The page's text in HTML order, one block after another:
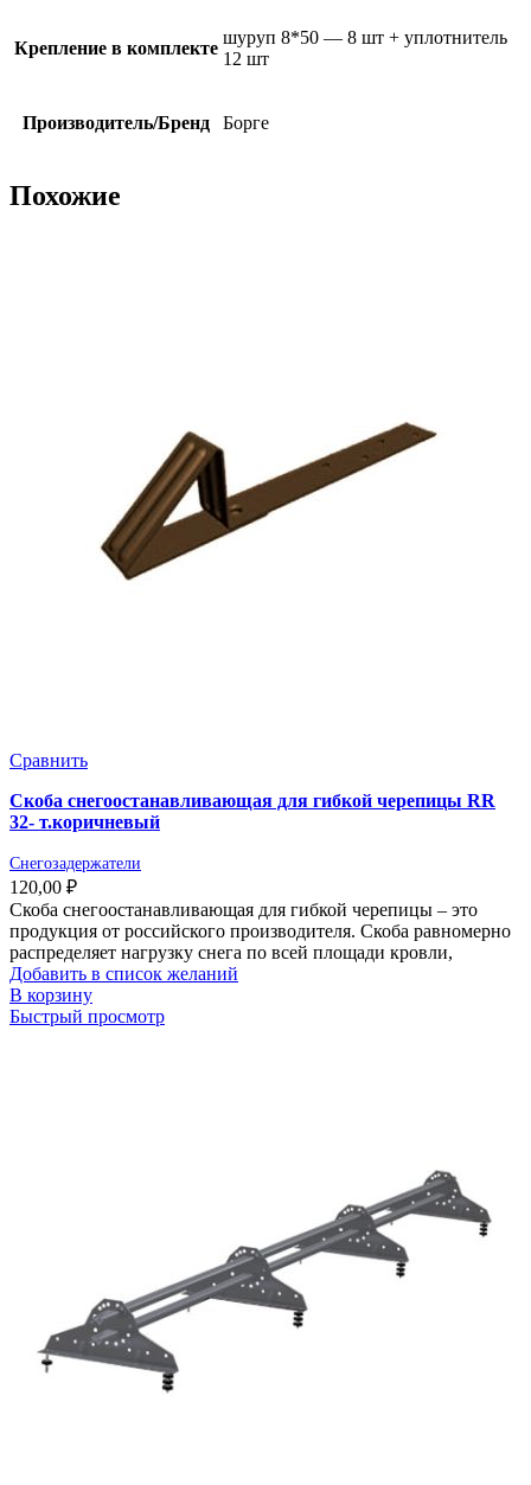
Крепление в комплекте
шуруп 8*50 — 8 шт + уплотнитель
12 шт
Производитель/Бренд Борге
Похожие
Сравнить
Скоба снегоостанавливающая для гибкой черепицы RR
32- т.коричневый
Снегозадержатели
120,00 ₽
Скоба снегоостанавливающая для гибкой черепицы – это
продукция от российского производителя. Скоба равномерно
распределяет нагрузку снега по всей площади кровли,
Добавить в список желаний
В корзину
Быстрый просмотр